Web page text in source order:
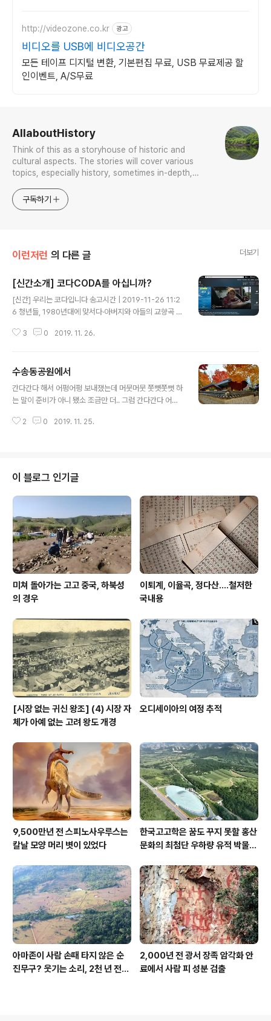
http://videozone.co.kr 광고
비디오를 USB에 비디오공간
모든 테이프 디지털 변환, 기본편집 무료, USB 무료제공 할
인이벤트, A/S무료
AllaboutHistory
Think of this as a storyhouse of historic and
cultural aspects. The stories will cover various
topics, especially history, sometimes in-depth,
approach will be to resist any common sense or
generalized viewpoint
구독하기
이런저런 의 다른 글 더보기
[신간소개] 코다CODA를 아십니까?
[신간] 우리는 코다입니다 송고시간 | 2019-11-26 11:2
6 청년들, 1980년대에 맞서다·아버지와 아들의 교향곡 코
af Adults 약자라 해서, 농인聾人 부모에게서 태어난 청
하게 된단다. 말이 코다지, 환장할 노릇 아니겠는가? 기사
에서는 "당연히 삶은 이들에게도, 부모들에게도 녹록지 않
았다"면서 그들이 겪어야 했던 애환이 사례 중심으로 소개
는 지휘자 금수현-금난새 부자 이야기가 있다. 이에서 금난
3 0 2019. 11. 26.
수송동공원에서
간다간다 해서 어펑어펑 보내쟀는데 머뭇머뭇 쭛뼛쭛뻣 하
는 말이 준비가 아니 됐소 조금만 더.. 그럼 간다간다 어찌
다만 조금만, 이 가을 완전 꼬꾸라지면 가리다 기왕 걸 거
너 왔다 갔노라고
2 0 2019. 11. 25.
이 블로그 인기글
미쳐 돌아가는 고고 중국, 하북성
의 경우
이퇴계, 이율곡, 정다산....철저한
국내용
[시장 없는 귀신 왕조] (4) 시장 자
체가 아예 없는 고려 왕도 개경
오디세이아의 여정 추적
9,500만년 전 스피노사우루스는
칼날 모양 머리 볏이 있었다
한국고고학은 꿈도 꾸지 못할 홍산
문화의 최첨단 우하량 유적 박물관
아마존이 사람 손때 타지 않은 순
진무구? 웃기는 소리, 2천 년 전에
2,000년 전 광서 장족 암각화 안
료에서 사람 피 성분 검출